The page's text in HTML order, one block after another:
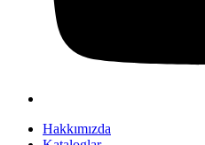
Hakkımızda